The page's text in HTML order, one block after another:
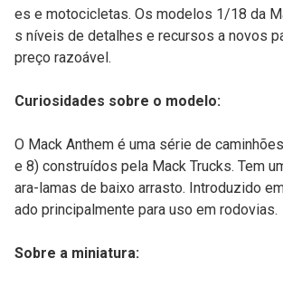
es e motocicletas. Os modelos 1/18 da
s níveis de detalhes e recursos a novos
preço razoável.
Curiosidades sobre o modelo:
O Mack Anthem é uma série de
e 8) construídos pela Mack Trucks. Tem
ara-lamas de baixo arrasto. Introduzido
ado principalmente para uso em rodovias.
Sobre a miniatura: